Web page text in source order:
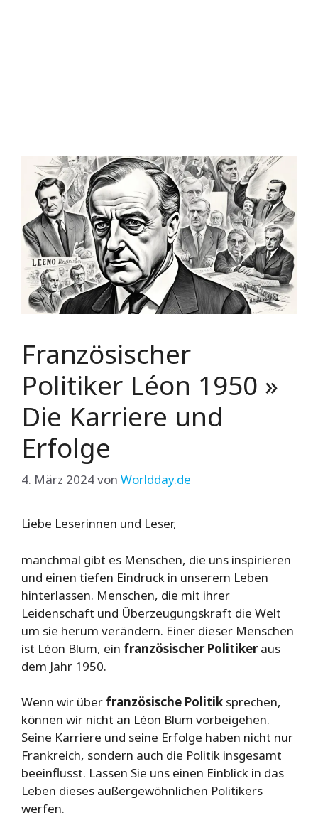
Französischer
Politiker Léon 1950 »
Die Karriere und
Erfolge
4. März 2024von Worldday.de
Liebe Leserinnen und Leser,
manchmal gibt es Menschen, die uns inspirieren
und einen tiefen Eindruck in unserem Leben
hinterlassen. Menschen, die mit ihrer
Leidenschaft und Überzeugungskraft die Welt
um sie herum verändern. Einer dieser Menschen
ist Léon Blum, ein französischer Politikeraus
dem Jahr 1950.
Wenn wir über französische Politik sprechen,
können wir nicht an Léon Blum vorbeigehen.
Seine Karriere und seine Erfolge haben nicht nur
Frankreich, sondern auch die Politik insgesamt
beeinflusst. Lassen Sie uns einen Einblick in das
Leben dieses außergewöhnlichen Politikers
werfen.